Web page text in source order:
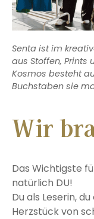
Senta ist im
aus Stoffen, Prints
Kosmos besteht
Buchstaben sie
Wir
Das Wichtigste
natürlich DU!
Du als Leserin,
Herzstück von